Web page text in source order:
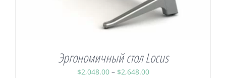
Эргономичный стол Locus
$2,048.00 – $2,648.00Диапазон